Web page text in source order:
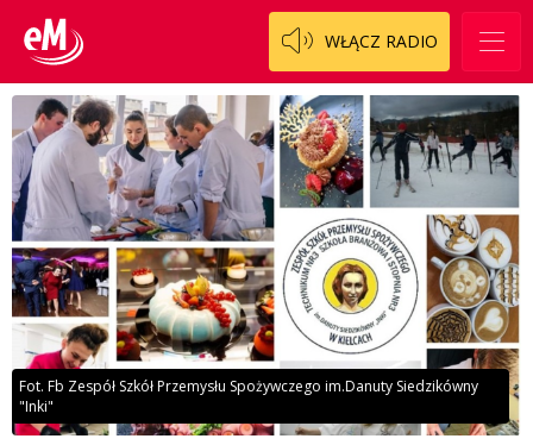
WŁĄCZ RADIO
Fot. Fb Zespół Szkół Przemysłu Spożywczego im.Danuty Siedzikówny
"Inki"